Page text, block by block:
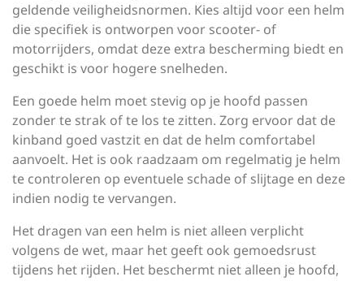
geldende veiligheidsnormen. Kies altijd voor een helm
die specifiek is ontworpen voor scooter- of
motorrijders, omdat deze extra bescherming biedt en
geschikt is voor hogere snelheden.
Een goede helm moet stevig op je hoofd passen
zonder te strak of te los te zitten. Zorg ervoor dat de
kinband goed vastzit en dat de helm comfortabel
aanvoelt. Het is ook raadzaam om regelmatig je helm
te controleren op eventuele schade of slijtage en deze
indien nodig te vervangen.
Het dragen van een helm is niet alleen verplicht
volgens de wet, maar het geeft ook gemoedsrust
tijdens het rijden. Het beschermt niet alleen je hoofd,